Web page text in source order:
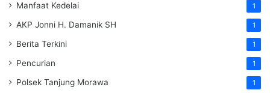
Manfaat Kedelai 1
AKP Jonni H. Damanik SH 1
Berita Terkini 1
Pencurian 1
Polsek Tanjung Morawa 1